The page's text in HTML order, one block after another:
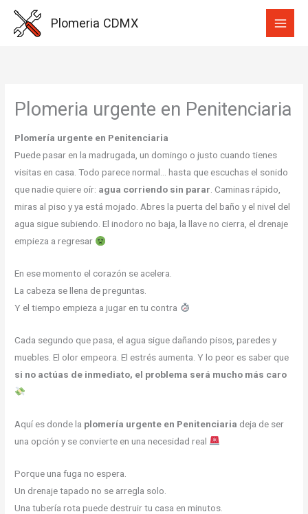
Plomeria CDMX
Plomeria urgente en Penitenciaria
Plomería urgente en Penitenciaria
Puede pasar en la madrugada, un domingo o justo cuando tienes
visitas en casa. Todo parece normal… hasta que escuchas el sonido
que nadie quiere oír: agua corriendo sin parar. Caminas rápido,
miras al piso y ya está mojado. Abres la puerta del baño y el nivel del
agua sigue subiendo. El inodoro no baja, la llave no cierra, el drenaje
empieza a regresar
En ese momento el corazón se acelera.
La cabeza se llena de preguntas.
Y el tiempo empieza a jugar en tu contra
Cada segundo que pasa, el agua sigue dañando pisos, paredes y
muebles. El olor empeora. El estrés aumenta. Y lo peor es saber que
si no actúas de inmediato, el problema será mucho más caro
Aquí es donde la plomería urgente en Penitenciaria deja de ser
una opción y se convierte en una necesidad real
Porque una fuga no espera.
Un drenaje tapado no se arregla solo.
Una tubería rota puede destruir tu casa en minutos.